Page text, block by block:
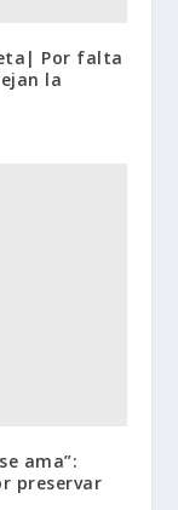
Por falta
la
ama”:
preservar